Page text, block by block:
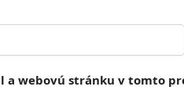
a webovú stránku v tomto